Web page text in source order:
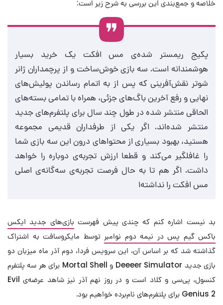
خلاصه و جمع‌بندی این بررسی به شرح زیر است:
پکیج ریمستر شده‌ی مس افکت یک خرید بسیار
هوشمندانه است. سه بازی خوش‌ساخت و از پرچمداران ژانر
شوتر نقش‌آفرینی که پس از به اتمام رساندن پولیش‌های
نهایی و رفع آخرین باگ‌های جزئی، همراه با تمامی بسته‌های
الحاقی منتشر شده در طول چند سال برای پلتفرم‌های جدید
منتشر شده‌اند. اگر یکی از طرفداران قدیمی مجموعه
هستید، بهبود بسیاری از محتواهای درون این سه بازی شما
را غافلگیر می‌کند و قطعا ارزش تجربه‌ی دوباره را خواهد
داشت. اگر هم تا به حال فرصت تجربه‌ی سه‌گانه‌ی اصلی
مس افکت را نداشته‌ا
بد نیست اشاره کنم که چندی پیش فهرست بازی‌های جدید ایکس
باکس گیم پس در نیمه دوم نوامبر توسط مایکروسافت به اشتراک
گذاشته شد که بر اساس آن، این سرویس فردا، دوم آذر ماه میزبان دو
بازی جدید Deeeer Simulator و Mortal Shell برای هر سه پلتفرم
کنسول، پی‌سی و کلاد است و در روز نهم آذر نیز شاهد عرضه‌ی Evil
Genius 2 برای پلتفرم‌های نام‌برده خواهیم بود.